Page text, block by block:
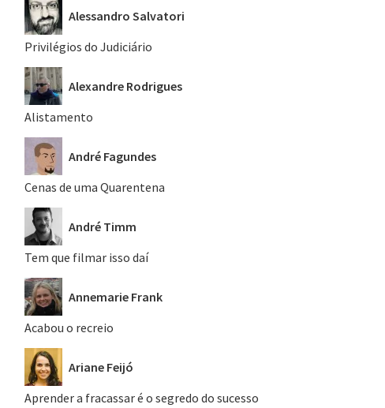
Alessandro Salvatori
Privilégios do Judiciário
Alexandre Rodrigues
Alistamento
André Fagundes
Cenas de uma Quarentena
André Timm
Tem que filmar isso daí
Annemarie Frank
Acabou o recreio
Ariane Feijó
Aprender a fracassar é o segredo do sucesso